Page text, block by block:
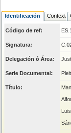
Identificación Contexto
Código de ref:
Signatura:
Delegación ó Área:
Serie Documental:
Título: